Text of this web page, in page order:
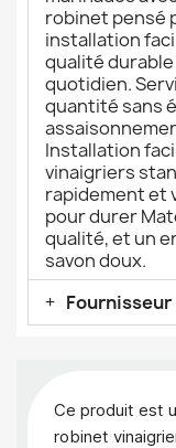
robinet pensé
installation
qualité
quotidien.
quantité sans
Installation
vinaigriers
rapidement et
pour durer
qualité, et un
savon doux.
Fournisseur
Ce produit est
robinet